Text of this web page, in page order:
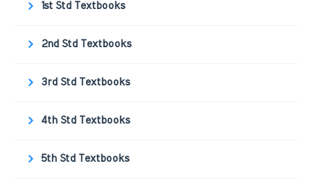
1st Std Textbooks
2nd Std Textbooks
3rd Std Textbooks
4th Std Textbooks
5th Std Textbooks